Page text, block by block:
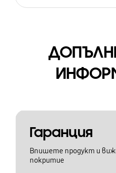
Гаранция
Впишете продукт и
покритие